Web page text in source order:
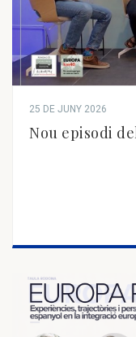
25 DE JUNY 2026
Nou episodi